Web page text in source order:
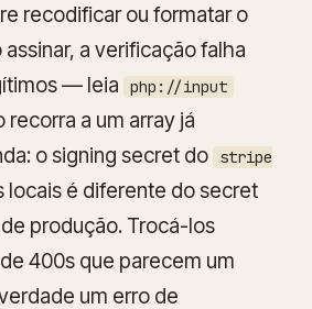
recodificar ou formatar o
assinar, a verificação falha
— leia
php://input
a um array já
o signing secret do
stripe
locais é diferente do secret
produção. Trocá-los
400s que parecem um
um erro de